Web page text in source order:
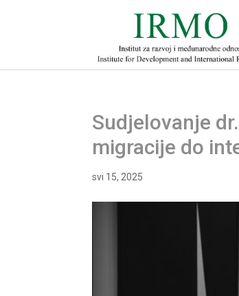
Sudjelovanje
migracije do
svi 15, 2025